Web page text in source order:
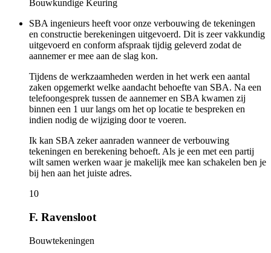
Bouwkundige Keuring
SBA ingenieurs heeft voor onze verbouwing de tekeningen
en constructie berekeningen uitgevoerd. Dit is zeer vakkundig
uitgevoerd en conform afspraak tijdig geleverd zodat de
aannemer er mee aan de slag kon.
Tijdens de werkzaamheden werden in het werk een aantal
zaken opgemerkt welke aandacht behoefte van SBA. Na een
telefoongesprek tussen de aannemer en SBA kwamen zij
binnen een 1 uur langs om het op locatie te bespreken en
indien nodig de wijziging door te voeren.
Ik kan SBA zeker aanraden wanneer de verbouwing
tekeningen en berekening behoeft. Als je een met een partij
wilt samen werken waar je makelijk mee kan schakelen ben je
bij hen aan het juiste adres.
10
F. Ravensloot
Bouwtekeningen